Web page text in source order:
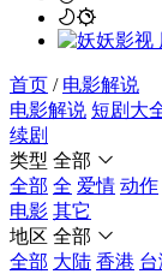
首页 / 电影解说
电影解说 短剧大
续剧
类型 全部
全部 全 爱情 动作
电影 其它
地区 全部
全部 大陆 香港